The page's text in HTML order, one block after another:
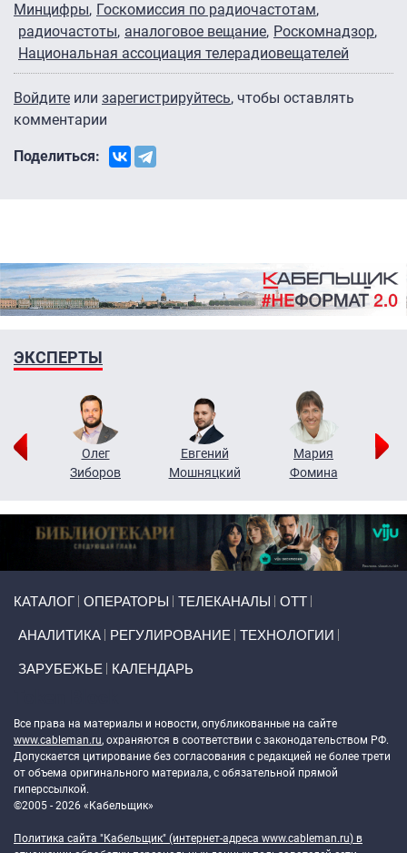
Минцифры
Госкомиссия по радиочастотам
радиочастоты аналоговое вещание Роскомнадзор
Национальная ассоциация телерадиовещателей
Войдите или зарегистрируйтесь, чтобы оставлять
комментарии
Поделиться:
ЭКСПЕРТЫ
Олег
Зиборов
Евгений
Мошняцкий
Мария
Фомина
КАТАЛОГ ОПЕРАТОРЫ ТЕЛЕКАНАЛЫ ОТТ
АНАЛИТИКА РЕГУЛИРОВАНИЕ ТЕХНОЛОГИИ
ЗАРУБЕЖЬЕ КАЛЕНДАРЬ
Все права на материалы и новости, опубликованные на сайте
www.cableman.ru, охраняются в соответствии с законодательством РФ.
Допускается цитирование без согласования с редакцией не более трети
от объема оригинального материала, с обязательной прямой
гиперссылкой.
©2005 - 2026 «Кабельщик»
Политика сайта "Кабельщик" (интернет-адреса www.cableman.ru) в